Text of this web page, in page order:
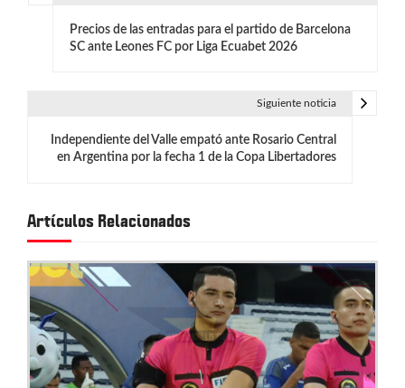
i
ó
n
d
e
Precios de las entradas para el partido de Barcelona
SC ante Leones FC por Liga Ecuabet 2026
Siguiente noticia
Independiente del Valle empató ante Rosario Central
en Argentina por la fecha 1 de la Copa Libertadores
Artículos Relacionados